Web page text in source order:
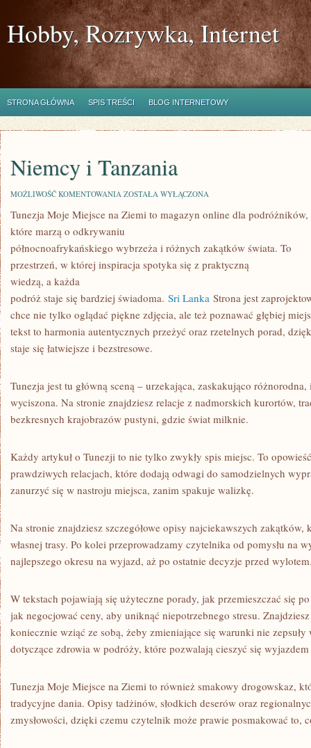
Hobby, Rozrywka, Internet
STRONA GŁÓWNA SPIS TREŚCI BLOG INTERNETOWY
Niemcy i Tanzania
MOŻLIWOŚĆ KOMENTOWANIA NIEMCY
TANZANIA
ZOSTAŁA WYŁĄCZONA
Tunezja Moje Miejsce na Ziemi to magazyn online dla podróżników,
które marzą o odkrywaniu
północnoafrykańskiego wybrzeża i różnych zakątków świata. To
przestrzeń, w której inspiracja spotyka się z praktyczną
wiedzą, a każda
podróż staje się bardziej świadoma. Sri Lanka Strona jest
chce nie tylko oglądać piękne zdjęcia, ale też poznawać głębiej
tekst to harmonia autentycznych przeżyć oraz rzetelnych porad,
staje się łatwiejsze i bezstresowe.
Tunezja jest tu główną sceną – urzekająca, zaskakująco
wyciszona. Na stronie znajdziesz relacje z nadmorskich kurortów,
bezkresnych krajobrazów pustyni, gdzie świat milknie.
Każdy artykuł o Tunezji to nie tylko zwykły spis miejsc. To
prawdziwych relacjach, które dodają odwagi do samodzielnych
zanurzyć się w nastroju miejsca, zanim spakuje walizkę.
Na stronie znajdziesz szczegółowe opisy najciekawszych zakątków,
własnej trasy. Po kolei przeprowadzamy czytelnika od pomysłu na
najlepszego okresu na wyjazd, aż po ostatnie decyzje przed
W tekstach pojawiają się użyteczne porady, jak przemieszczać się
jak negocjować ceny, aby uniknąć niepotrzebnego stresu.
koniecznie wziąć ze sobą, żeby zmieniające się warunki nie
dotyczące zdrowia w podróży, które pozwalają cieszyć się
Tunezja Moje Miejsce na Ziemi to również smakowy drogowskaz,
tradycyjne dania. Opisy tadżinów, słodkich deserów oraz
zmysłowości, dzięki czemu czytelnik może prawie posmakować to,